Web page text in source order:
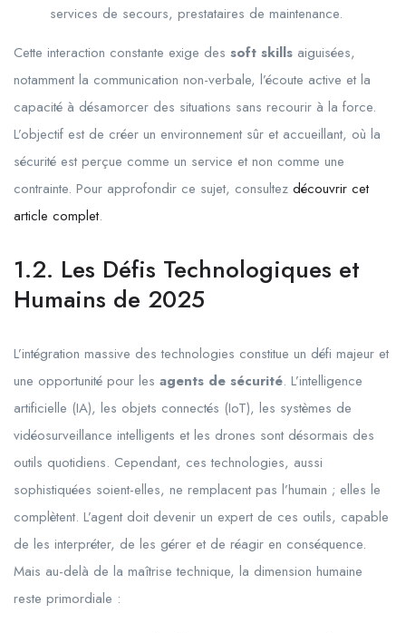
services de secours, prestataires de maintenance.
Cette interaction constante exige des soft skills aiguisées,
notamment la communication non-verbale, l’écoute active et la
capacité à désamorcer des situations sans recourir à la force.
L’objectif est de créer un environnement sûr et accueillant, où la
sécurité est perçue comme un service et non comme une
contrainte. Pour approfondir ce sujet, consultez découvrir cet
article complet.
1.2. Les Défis Technologiques et
Humains de 2025
L’intégration massive des technologies constitue un défi majeur et
une opportunité pour les agents de sécurité. L’intelligence
artificielle (IA), les objets connectés (IoT), les systèmes de
vidéosurveillance intelligents et les drones sont désormais des
outils quotidiens. Cependant, ces technologies, aussi
sophistiquées soient-elles, ne remplacent pas l’humain ; elles le
complètent. L’agent doit devenir un expert de ces outils, capable
de les interpréter, de les gérer et de réagir en conséquence.
Mais au-delà de la maîtrise technique, la dimension humaine
reste primordiale :